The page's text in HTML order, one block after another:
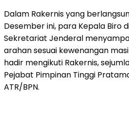
Dalam Rakernis yang
Desember ini, para Kepala Biro
Sekretariat Jenderal
arahan sesuai kewenangan
hadir mengikuti Rakernis,
Pejabat Pimpinan Tinggi
ATR/BPN.